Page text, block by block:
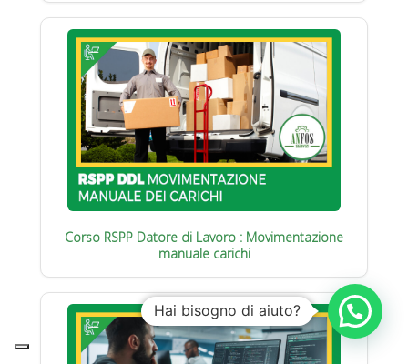
Corso RSPP Datore di Lavoro : Movimentazione
manuale carichi
Hai bisogno di aiuto?